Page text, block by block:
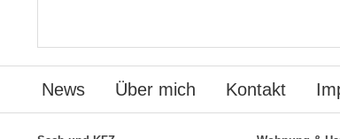
News Über mich Kontakt